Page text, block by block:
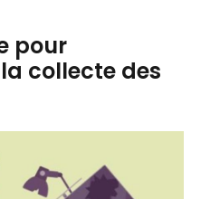
pour
collecte des